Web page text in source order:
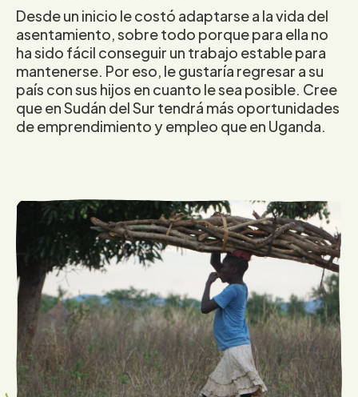
Desde un inicio le costó adaptarse a la vida del
asentamiento, sobre todo porque para ella no
ha sido fácil conseguir un trabajo estable para
mantenerse. Por eso, le gustaría regresar a su
país con sus hijos en cuanto le sea posible. Cree
que en Sudán del Sur tendrá más oportunidades
de emprendimiento y empleo que en Uganda.